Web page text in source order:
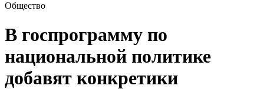
Общество
В госпрограмму по
национальной политике
добавят конкретики